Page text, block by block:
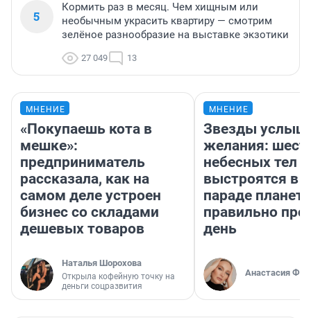
5
Кормить раз в месяц. Чем хищным или
необычным украсить квартиру — смотрим
зелёное разнообразие на выставке экзотики
27 049 13
МНЕНИЕ
«Покупаешь кота в
мешке»:
предприниматель
рассказала, как на
самом деле устроен
бизнес со складами
дешевых товаров
Наталья Шорохова
Открыла кофейную точку на
деньги соцразвития
МНЕНИЕ
Звезды
желания:
небесных тел
выстроятся в
параде планет
правильно
день
Анастасия